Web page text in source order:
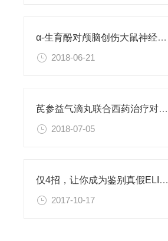
α-生育酚对颅脑创伤大鼠神经功能的保护作用研究
2018-06-21
芪参益气滴丸联合西药治疗对稳定型心绞痛患者血清抵抗素水平的影响
2018-07-05
仅4招，让你成为鉴别真假ELISA试剂盒专家
2017-10-17